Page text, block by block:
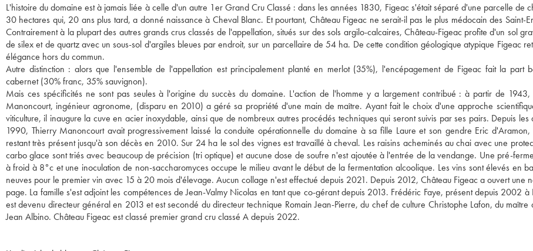
L'histoire du domaine est à jamais liée à celle d'un autre 1er Grand Cru Classé : dans les années 1830, Figeac s'était séparé d'une parcelle de
30 hectares qui, 20 ans plus tard, a donné naissance à Cheval Blanc. Et pourtant, Château Figeac ne serait-il pas le plus médocain des Saint-
Contrairement à la plupart des autres grands crus classés de l'appellation, situés sur des sols argilo-calcaires, Château-Figeac profite d'un sol
de silex et de quartz avec un sous-sol d'argiles bleues par endroit, sur un parcellaire de 54 ha. De cette condition géologique atypique Figeac
élégance hors du commun.
Autre distinction : alors que l'ensemble de l'appellation est principalement planté en merlot (35%), l'encépagement de Figeac fait la part
cabernet (30% franc, 35% sauvignon).
Mais ces spécificités ne sont pas seules à l'origine du succès du domaine. L'action de l'homme y a largement contribué : à partir de 1943,
Manoncourt, ingénieur agronome, (disparu en 2010) a géré sa propriété d'une main de maître. Ayant fait le choix d'une approche
viticulture, il inaugure la cuve en acier inoxydable, ainsi que de nombreux autres procédés techniques qui seront suivis par ses pairs. Depuis les
1990, Thierry Manoncourt avait progressivement laissé la conduite opérationnelle du domaine à sa fille Laure et son gendre Eric d'Aramon,
restant très présent jusqu'à son décès en 2010. Sur 24 ha le sol des vignes est travaillé à cheval. Les raisins acheminés au chai avec une
carbo glace sont triés avec beaucoup de précision (tri optique) et aucune dose de soufre n'est ajoutée à l'entrée de la vendange. Une pré-
à froid à 8°c et une inoculation de non-saccharomyces occupe le milieu avant le début de la fermentation alcoolique. Les vins sont élevés en
neuves pour le premier vin avec 15 à 20 mois d'élevage. Aucun collage n'est effectué depuis 2021. Depuis 2012, Château Figeac a ouvert une
page. La famille s'est adjoint les compétences de Jean-Valmy Nicolas en tant que co-gérant depuis 2013. Frédéric Faye, présent depuis 2002 à
est devenu directeur général en 2013 et est secondé du directeur technique Romain Jean-Pierre, du chef de culture Christophe Lafon, du maître
Jean Albino. Château Figeac est classé premier grand cru classé A depuis 2022.